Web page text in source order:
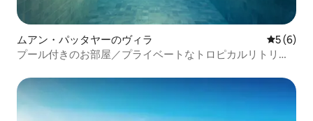
ムアン・パッタヤーのヴィラ レビュー
5 (6)
プール付きのお部屋／プライベートなトロピカルリトリー